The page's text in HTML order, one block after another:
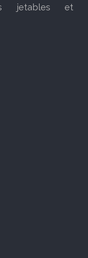
jetables et